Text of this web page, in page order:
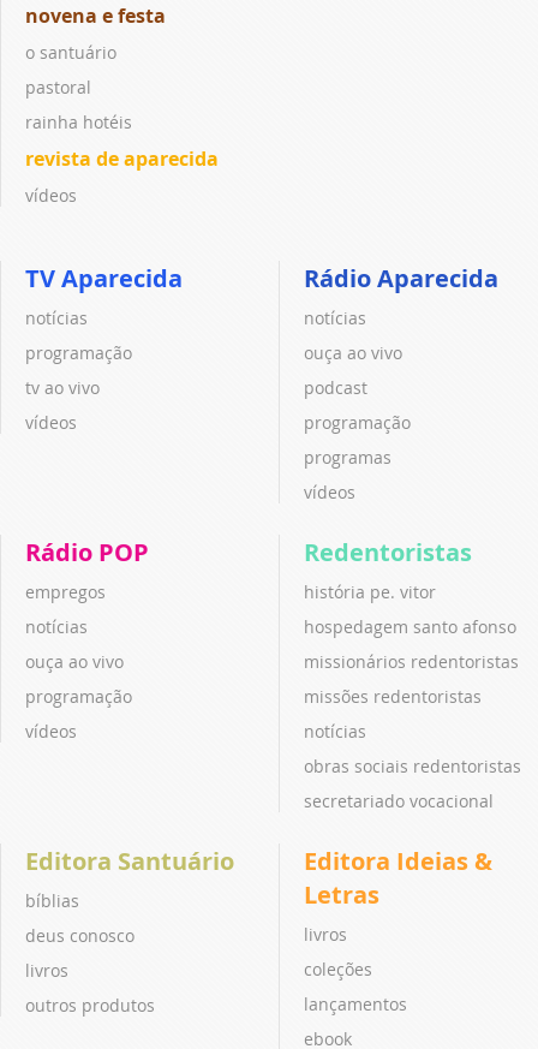
novena e festa
o santuário
pastoral
rainha hotéis
revista de aparecida
vídeos
TV Aparecida
notícias
programação
tv ao vivo
vídeos
Rádio Aparecida
notícias
ouça ao vivo
podcast
programação
programas
vídeos
Rádio POP
empregos
notícias
ouça ao vivo
programação
vídeos
Redentoristas
história pe. vitor
hospedagem santo afonso
missionários redentoristas
missões redentoristas
notícias
obras sociais redentoristas
secretariado vocacional
Editora Santuário
bíblias
deus conosco
livros
outros produtos
Editora Ideias &
Letras
livros
coleções
lançamentos
ebook